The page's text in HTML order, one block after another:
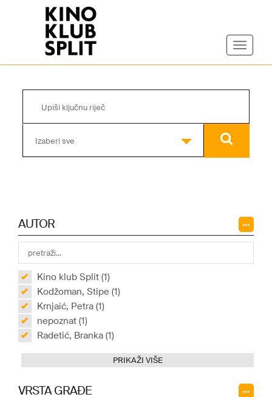
Izaberi sve
AUTOR
Kino klub Split (1)
Kodžoman, Stipe (1)
Krnjaić, Petra (1)
nepoznat (1)
Radetić, Branka (1)
PRIKAŽI VIŠE
VRSTA GRAĐE